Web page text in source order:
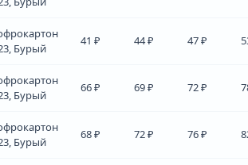
Бурый
41 ₽ 44 ₽ 47 ₽
Бурый
66 ₽ 69 ₽ 72 ₽
Бурый
68 ₽ 72 ₽ 76 ₽